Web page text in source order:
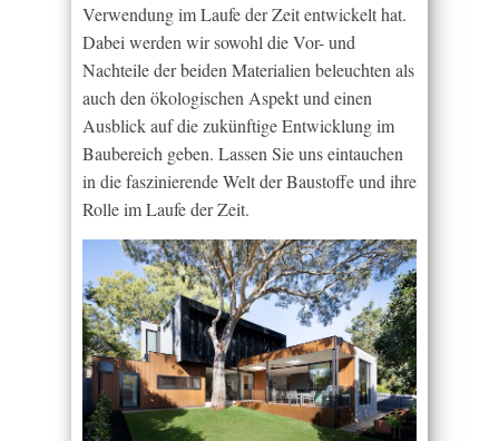
Verwendung im Laufe der Zeit entwickelt hat.
Dabei werden wir sowohl die Vor- und
Nachteile der beiden Materialien beleuchten als
auch den ökologischen Aspekt und einen
Ausblick auf die zukünftige Entwicklung im
Baubereich geben. Lassen Sie uns eintauchen
in die faszinierende Welt der Baustoffe und ihre
Rolle im Laufe der Zeit.